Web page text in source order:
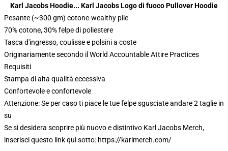
Karl Jacobs Hoodie... Karl Jacobs Logo di fuoco Pullover Hoodie
Pesante (~300 gm) cotone-wealthy pile
70% cotone, 30% felpe di poliestere
Tasca d'ingresso, coulisse e polsini a coste
Originariamente secondo il World Accountable Attire Practices
Requisiti
Stampa di alta qualità eccessiva
Confortevole e confortevole
Attenzione: Se per caso ti piace le tue felpe sgusciate andare 2 taglie in
su
Se si desidera scoprire più nuovo e distintivo Karl Jacobs Merch,
inserisci questo link qui sotto: https://karlmerch.com/